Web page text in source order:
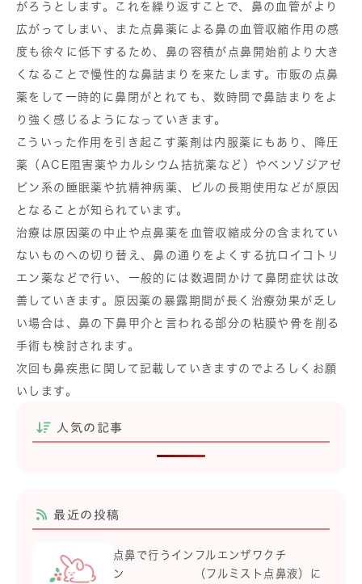
がろうとします。これを繰り返すことで、鼻の血管がより
広がってしまい、また点鼻薬による鼻の血管収縮作用の感
度も徐々に低下するため、鼻の容積が点鼻開始前より大き
くなることで慢性的な鼻詰まりを来たします。市販の点鼻
薬をして一時的に鼻閉がとれても、数時間で鼻詰まりをよ
り強く感じるようになっていきます。
こういった作用を引き起こす薬剤は内服薬にもあり、降圧
薬（ACE阻害薬やカルシウム拮抗薬など）やベンゾジアゼ
ピン系の睡眠薬や抗精神病薬、ピルの長期使用などが原因
となることが知られています。
治療は原因薬の中止や点鼻薬を血管収縮成分の含まれてい
ないものへの切り替え、鼻の通りをよくする抗ロイコトリ
エン薬などで行い、一般的には数週間かけて鼻閉症状は改
善していきます。原因薬の暴露期間が長く治療効果が乏し
い場合は、鼻の下鼻甲介と言われる部分の粘膜や骨を削る
手術も検討されます。
次回も鼻疾患に関して記載していきますのでよろしくお願
いします。
人気の記事
最近の投稿
点鼻で行うインフルエンザワクチ
ン （フルミスト点鼻液）に